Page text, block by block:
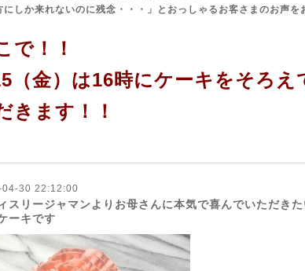
にしか来れないのに残念・・・」とおっしゃるお客さまのお声を
で！！
（金）は16時にケーキをそろ
きます！！
30 22:12:00
スリージャマンよりお母さんに本気で喜んでいただき
ーキです